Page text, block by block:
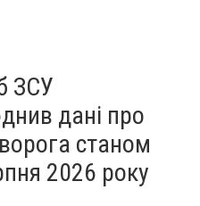
ЗСУ
дані про
станом
2026 року